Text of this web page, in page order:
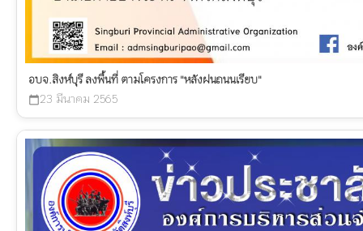
อบจ.สิงห์บุรี ลงพื้นที่ ตามโครงการ "หลังฝนถนนเรียบ"
calendar_today23 มีนาคม 2565